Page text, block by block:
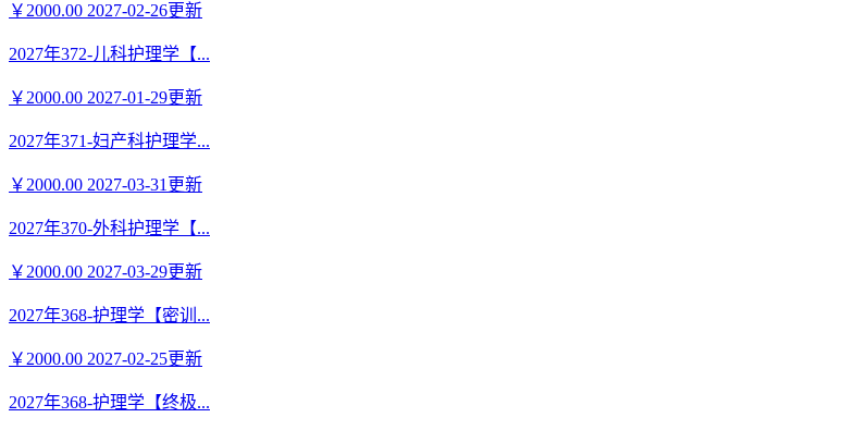
￥2000.00 2027-02-26更新
2027年372-儿科护理学【...
￥2000.00 2027-01-29更新
2027年371-妇产科护理学...
￥2000.00 2027-03-31更新
2027年370-外科护理学【...
￥2000.00 2027-03-29更新
2027年368-护理学【密训...
￥2000.00 2027-02-25更新
2027年368-护理学【终极...